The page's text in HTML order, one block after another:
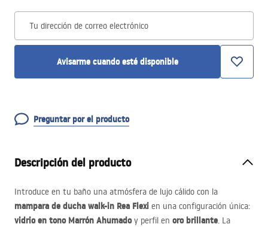
Tu dirección de correo electrónico
Avisarme cuando esté disponible
Preguntar por el producto
Descripción del producto
Introduce en tu baño una atmósfera de lujo cálido con la
mampara de ducha walk-in Rea Flexi en una configuración única:
vidrio en tono Marrón Ahumadoy perfil en oro brillante. La